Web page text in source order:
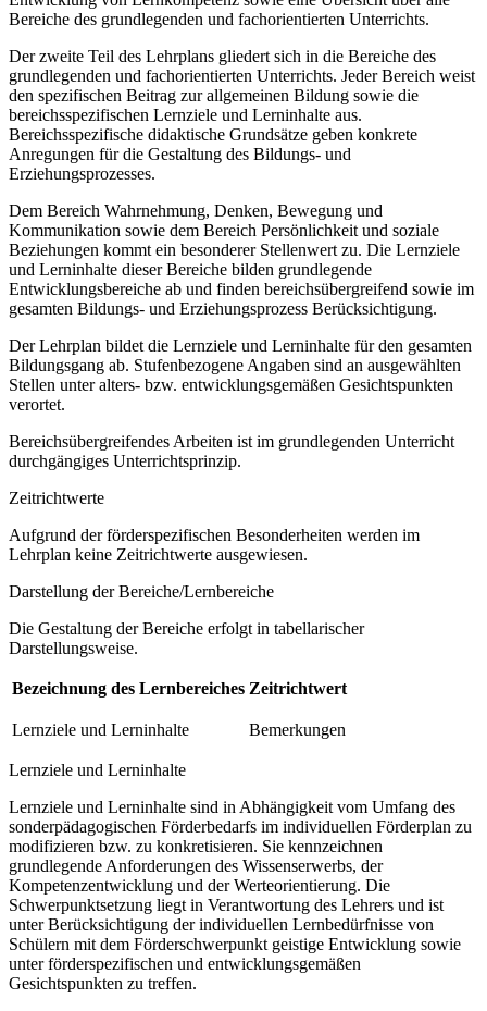
Bereiche des grundlegenden und fachorientierten Unterrichts.
Der zweite Teil des Lehrplans gliedert sich in die Bereiche des
grundlegenden und fachorientierten Unterrichts. Jeder Bereich weist
den spezifischen Beitrag zur allgemeinen Bildung sowie die
bereichsspezifischen Lernziele und Lerninhalte aus.
Bereichsspezifische didaktische Grundsätze geben konkrete
Anregungen für die Gestaltung des Bildungs- und
Erziehungsprozesses.
Dem Bereich Wahrnehmung, Denken, Bewegung und
Kommunikation sowie dem Bereich Persönlichkeit und soziale
Beziehungen kommt ein besonderer Stellenwert zu. Die Lernziele
und Lerninhalte dieser Bereiche bilden grundlegende
Entwicklungsbereiche ab und finden bereichsübergreifend sowie im
gesamten Bildungs- und Erziehungsprozess Berücksichtigung.
Der Lehrplan bildet die Lernziele und Lerninhalte für den gesamten
Bildungsgang ab. Stufenbezogene Angaben sind an ausgewählten
Stellen unter alters- bzw. entwicklungsgemäßen Gesichtspunkten
verortet.
Bereichsübergreifendes Arbeiten ist im grundlegenden Unterricht
durchgängiges Unterrichtsprinzip.
Zeitrichtwerte
Aufgrund der förderspezifischen Besonderheiten werden im
Lehrplan keine Zeitrichtwerte ausgewiesen.
Darstellung der Bereiche/Lernbereiche
Die Gestaltung der Bereiche erfolgt in tabellarischer
Darstellungsweise.
Bezeichnung des Lernbereiches Zeitrichtwert
Lernziele und Lerninhalte Bemerkungen
Lernziele und Lerninhalte
Lernziele und Lerninhalte sind in Abhängigkeit vom Umfang des
sonderpädagogischen Förderbedarfs im individuellen Förderplan zu
modifizieren bzw. zu konkretisieren. Sie kennzeichnen
grundlegende Anforderungen des Wissenserwerbs, der
Kompetenzentwicklung und der Werteorientierung. Die
Schwerpunktsetzung liegt in Verantwortung des Lehrers und ist
unter Berücksichtigung der individuellen Lernbedürfnisse von
Schülern mit dem Förderschwerpunkt geistige Entwicklung sowie
unter förderspezifischen und entwicklungsgemäßen
Gesichtspunkten zu treffen.